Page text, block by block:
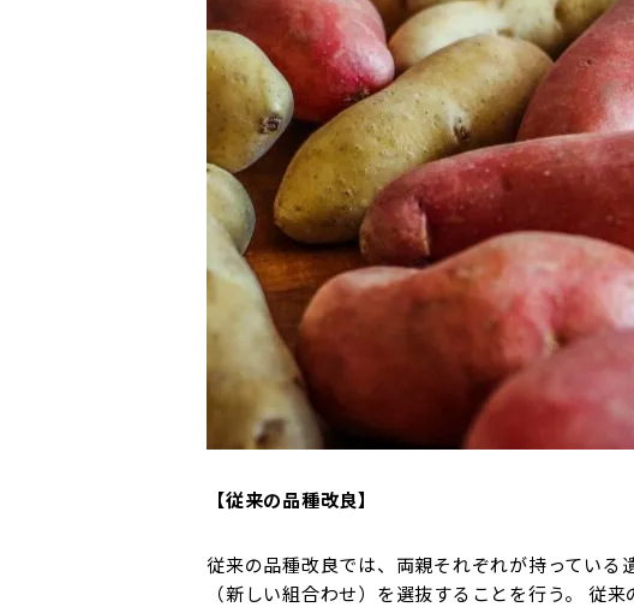
【従来の品種改良】
従来の品種改良では、両親それぞれが持ってい
（新しい組合わせ）を選抜することを行う。 従